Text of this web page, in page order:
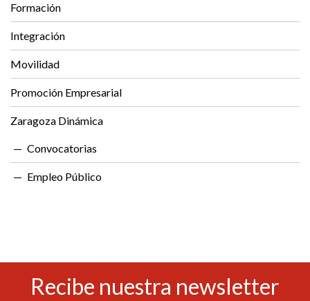
Formación
Integración
Movilidad
Promoción Empresarial
Zaragoza Dinámica
Convocatorias
Empleo Público
Recibe nuestra newsletter